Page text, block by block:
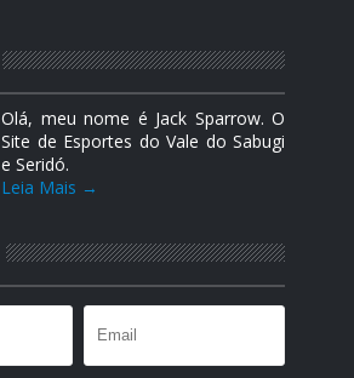
Olá, meu nome é Jack Sparrow. O
Site de Esportes do Vale do Sabugi
e Seridó.
Leia Mais →